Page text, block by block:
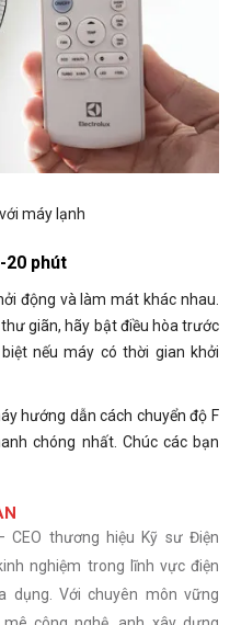
máy lạnh
20 phút
động và làm mát khác nhau.
giãn, hãy bật điều hòa trước
nếu máy có thời gian khởi
hướng dẫn cách chuyển độ F
chóng nhất. Chúc các bạn
CEO thương hiệu Kỹ sư Điện
nghiệm trong lĩnh vực điện
dụng. Với chuyên môn vững